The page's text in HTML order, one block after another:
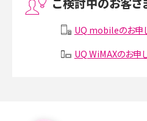
Instagram（インスタグラム）でスクショす
SMSとは？料金やできること、注意点や届
iPhone 16eとiPhone SE（第3世代）の違い
UQ mobileのお申
UQ WiMAXのお申